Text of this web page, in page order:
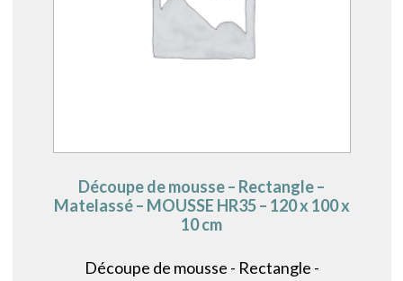
Découpe de mousse – Rectangle –
Matelassé – MOUSSE HR35 – 120 x 100 x
10 cm
Découpe de mousse - Rectangle -